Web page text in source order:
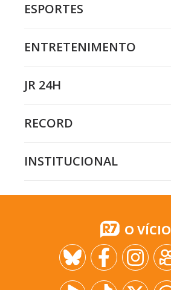
ESPORTES
ENTRETENIMENTO
JR 24H
RECORD
INSTITUCIONAL
O VÍCIO